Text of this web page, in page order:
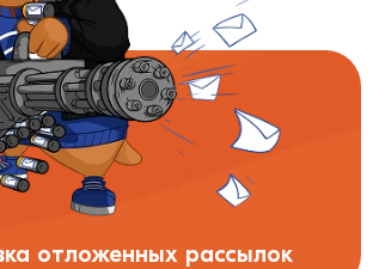
отложенных рассылок